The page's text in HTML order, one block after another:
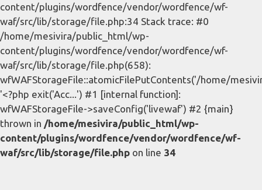
content/plugins/wordfence/vendor/wordfence/wf-
waf/src/lib/storage/file.php:34 Stack trace: #0
/home/mesivira/public_html/wp-
content/plugins/wordfence/vendor/wordfence/wf-
waf/src/lib/storage/file.php(658):
wfWAFStorageFile::atomicFilePutContents('/home/
'<?php exit('Acc...') #1 [internal function]:
wfWAFStorageFile->saveConfig('livewaf') #2 {main}
thrown in /home/mesivira/public_html/wp-
content/plugins/wordfence/vendor/wordfence/wf-
waf/src/lib/storage/file.php on line 34